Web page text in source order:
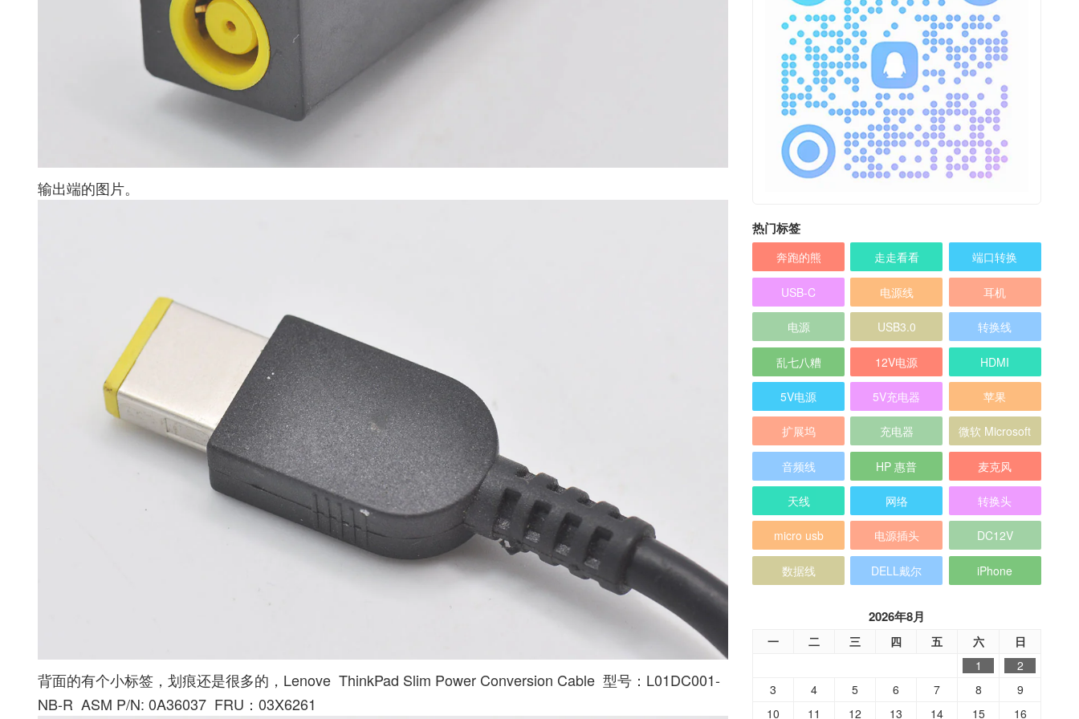
输出端的图片。
背面的有个小标签，划痕还是很多的，Lenove ThinkPad Slim Power Conversion Cable 型号：L01DC001-
NB-R ASM P/N: 0A36037 FRU：03X6261
热门标签
奔跑的熊 走走看看 端口转换
USB-C 电源线 耳机
电源 USB3.0 转换线
乱七八糟 12V电源 HDMI
5V电源 5V充电器 苹果
扩展坞 充电器 微软 Microsoft
音频线 HP 惠普 麦克风
天线 网络 转换头
micro usb 电源插头 DC12V
数据线 DELL戴尔 iPhone
2026年8月
一 二 三 四 五 六
日
1
2
3
4 5 6 7 8
9
10
11 12 13 14 15 16